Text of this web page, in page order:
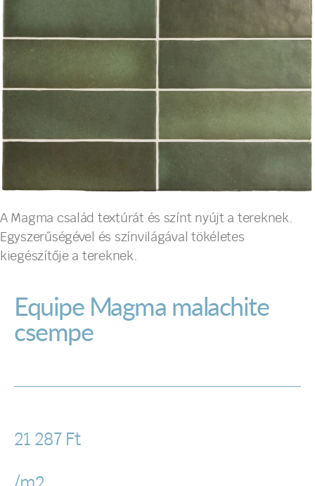
A Magma család textúrát és színt nyújt a tereknek.
Egyszerűségével és színvilágával tökéletes
kiegészítője a tereknek.
Equipe Magma malachite
csempe
21 287 Ft